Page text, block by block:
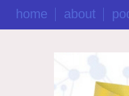
home about